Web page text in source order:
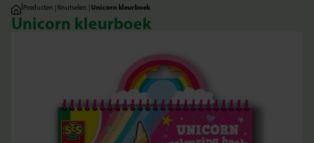
|Producten | Knutselen | Unicorn kleurboek
Unicorn kleurboek